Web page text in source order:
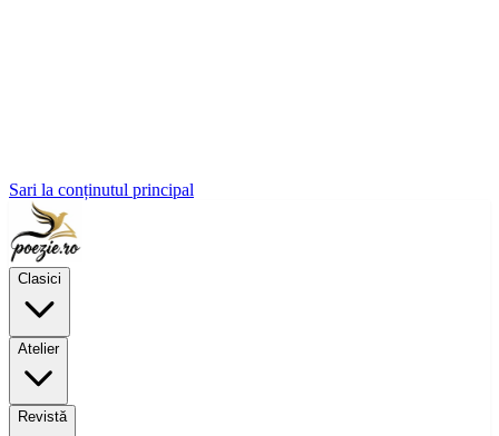
Sari la conținutul principal
Clasici
Atelier
Revistă